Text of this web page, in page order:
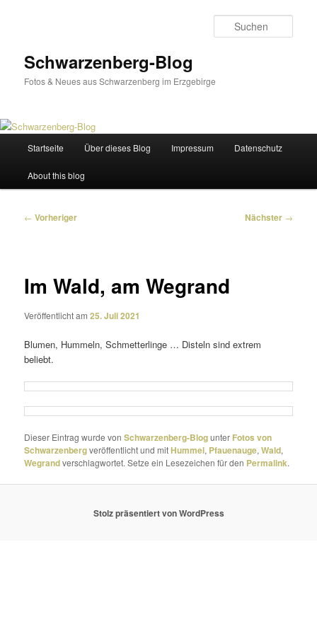
Schwarzenberg-Blog
Fotos & Neues aus Schwarzenberg im Erzgebirge
Startseite Über dieses Blog Impressum Datenschutz
About this blog
Beitragsnavigation
← Vorheriger Nächster →
Im Wald, am Wegrand
Veröffentlicht am25. Juli 2021
Blumen, Hummeln, Schmetterlinge … Disteln sind extrem
beliebt.
Dieser Eintrag wurde vonSchwarzenberg-Blogunter Fotos von
Schwarzenbergveröffentlicht und mitHummel, Pfauenauge,Wald,
Wegrandverschlagwortet. Setze ein Lesezeichen für den Permalink.
Stolz präsentiert von WordPress